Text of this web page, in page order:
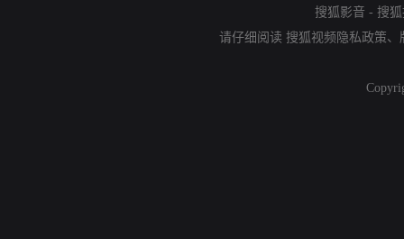
搜狐影音 - 搜
请仔细阅读 搜狐视频隐私政策、